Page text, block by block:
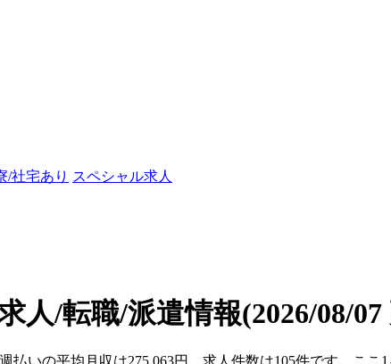
/社宅あり スペシャル求人
人/転職/派遣情報(2026/08/